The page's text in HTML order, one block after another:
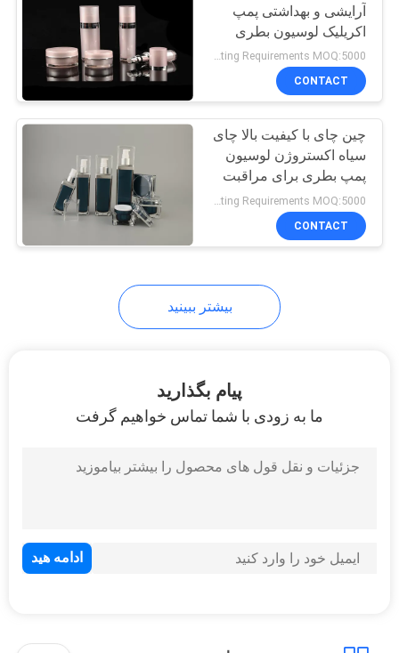
آرایشی و بهداشتی پمپ
اکریلیک لوسیون بطری
لوازم آرایشی و بهداشتی
لوازم بسته بندی اکریلیک
لوازم آرایشی و بطری
Negotiatable according to Order Quantity and printing Requirements MOQ:5000 پیک در هر اندازه
CONTACT
چین چای با کیفیت بالا چای
سیاه اکستروژن لوسیون
پمپ بطری برای مراقبت
از پوست بطری های
لوسیون پلاستیکی کرم
صورت کرم اکریلیک
Negotiatable according to Order Quantity and printing Requirements MOQ:5000 پیک در هر اندازه
CONTACT
بیشتر ببینید
پیام بگذارید
ما به زودی با شما تماس خواهیم گرفت